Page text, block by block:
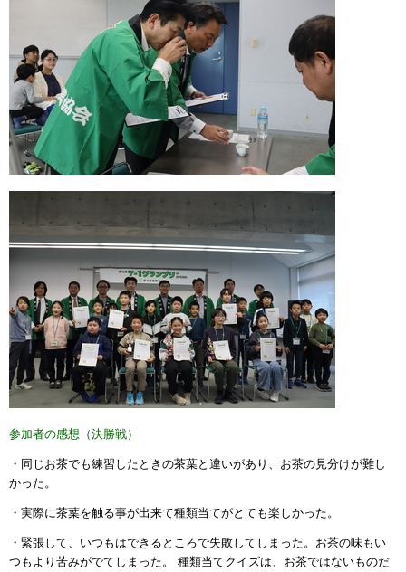
参加者の感想（決勝戦）
・同じお茶でも練習したときの茶葉と違いがあり、お茶の見分けが難し
かった。
・実際に茶葉を触る事が出来て種類当てがとても楽しかった。
・緊張して、いつもはできるところで失敗してしまった。お茶の味もい
つもより苦みがでてしまった。 種類当てクイズは、お茶ではないものだ